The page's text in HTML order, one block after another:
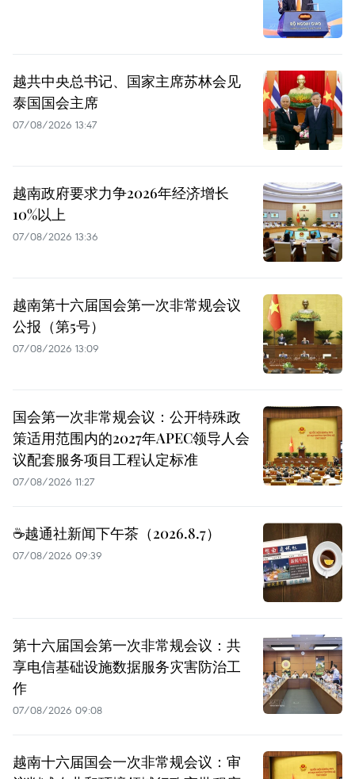
越共中央总书记、国家主席苏林会见
泰国国会主席
07/08/2026 13:47
越南政府要求力争2026年经济增长
10%以上
07/08/2026 13:36
越南第十六届国会第一次非常规会议
公报（第5号）
07/08/2026 13:09
国会第一次非常规会议：公开特殊政
策适用范围内的2027年APEC领导人会
议配套服务项目工程认定标准
07/08/2026 11:27
☕️越通社新闻下午茶（2026.8.7）
07/08/2026 09:39
第十六届国会第一次非常规会议：共
享电信基础设施数据服务灾害防治工
作
07/08/2026 09:08
越南十六届国会一次非常规会议：审